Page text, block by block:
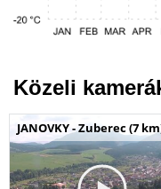
Közeli
JANOVKY - Zuberec (7